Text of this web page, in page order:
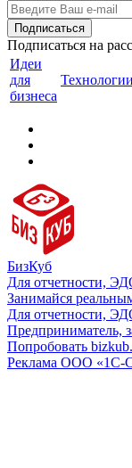
Подписаться на
Идеи
для
бизнеса
Технологии
БизКуб
Для отчетности,
Занимайся
Для отчетности,
Предприниматель,
Попробовать
Реклама ООО